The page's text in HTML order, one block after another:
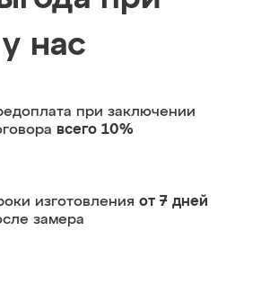
нас
при заключении
всего 10%
изготовления от 7 дней
замера